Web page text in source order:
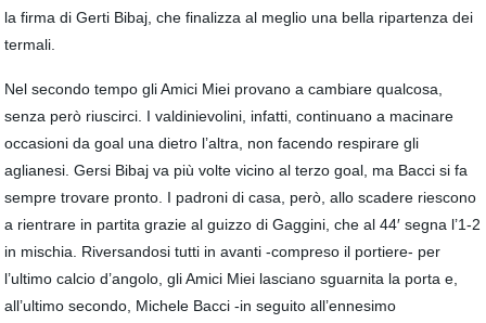
la firma di Gerti Bibaj, che finalizza al meglio una bella ripartenza dei
termali.
Nel secondo tempo gli Amici Miei provano a cambiare qualcosa,
senza però riuscirci. I valdinievolini, infatti, continuano a macinare
occasioni da goal una dietro l’altra, non facendo respirare gli
aglianesi. Gersi Bibaj va più volte vicino al terzo goal, ma Bacci si fa
sempre trovare pronto. I padroni di casa, però, allo scadere riescono
a rientrare in partita grazie al guizzo di Gaggini, che al 44′ segna l’1-2
in mischia. Riversandosi tutti in avanti -compreso il portiere- per
l’ultimo calcio d’angolo, gli Amici Miei lasciano sguarnita la porta e,
all’ultimo secondo, Michele Bacci -in seguito all’ennesimo